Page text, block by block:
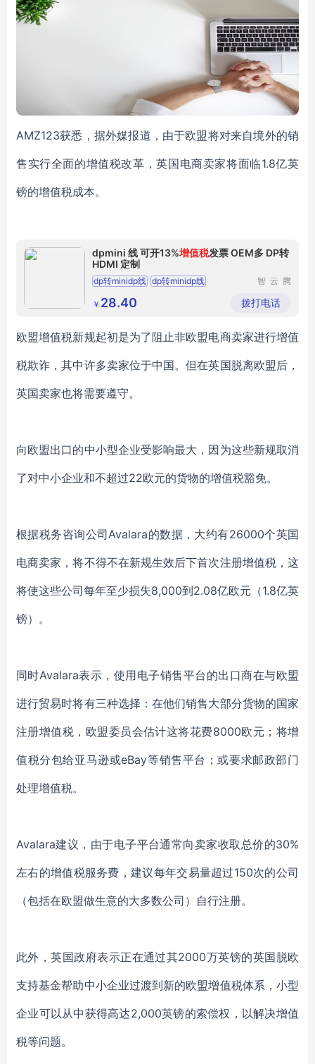
AMZ123获悉，据外媒报道，由于欧盟将对来自境外的销
售实行全面的增值税改革，英国电商卖家将面临1.8亿英
镑的增值税成本。
dpmini 线 可开13%增值税发票 OEM多 DP转
HDMI 定制
dp转minidp线 dp转minidp线
智云腾
科技有限
公司
￥ 28.40 拨打电话
欧盟增值税新规起初是为了阻止非欧盟电商卖家进行增值
税欺诈，其中许多卖家位于中国。但在英国脱离欧盟后，
英国卖家也将需要遵守。
向欧盟出口的中小型企业受影响最大，因为这些新规取消
了对中小企业和不超过22欧元的货物的增值税豁免。
根据税务咨询公司Avalara的数据，大约有26000个英国
电商卖家，将不得不在新规生效后下首次注册增值税，这
将使这些公司每年至少损失8,000到2.08亿欧元（1.8亿英
镑）。
同时Avalara表示，使用电子销售平台的出口商在与欧盟
进行贸易时将有三种选择：在他们销售大部分货物的国家
注册增值税，欧盟委员会估计这将花费8000欧元；将增
值税分包给亚马逊或eBay等销售平台；或要求邮政部门
处理增值税。
Avalara建议，由于电子平台通常向卖家收取总价的30%
左右的增值税服务费，建议每年交易量超过150次的公司
（包括在欧盟做生意的大多数公司）自行注册。
此外，英国政府表示正在通过其2000万英镑的英国脱欧
支持基金帮助中小企业过渡到新的欧盟增值税体系，小型
企业可以从中获得高达2,000英镑的索偿权，以解决增值
税等问题。